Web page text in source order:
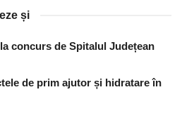
și
concurs de Spitalul Județean
de prim ajutor și hidratare în